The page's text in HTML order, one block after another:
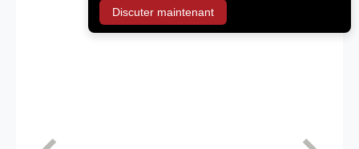
Discuter maintenant